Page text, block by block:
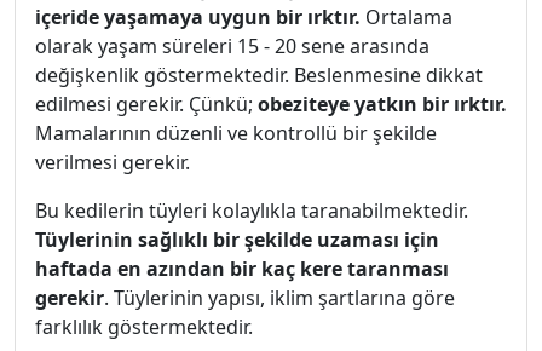
içeride yaşamaya uygun bir ırktır. Ortalama
olarak yaşam süreleri 15 - 20 sene arasında
değişkenlik göstermektedir. Beslenmesine dikkat
edilmesi gerekir. Çünkü; obeziteye yatkın bir ırktır.
Mamalarının düzenli ve kontrollü bir şekilde
verilmesi gerekir.
Bu kedilerin tüyleri kolaylıkla taranabilmektedir.
Tüylerinin sağlıklı bir şekilde uzaması için
haftada en azından bir kaç kere taranması
gerekir. Tüylerinin yapısı, iklim şartlarına göre
farklılık göstermektedir.